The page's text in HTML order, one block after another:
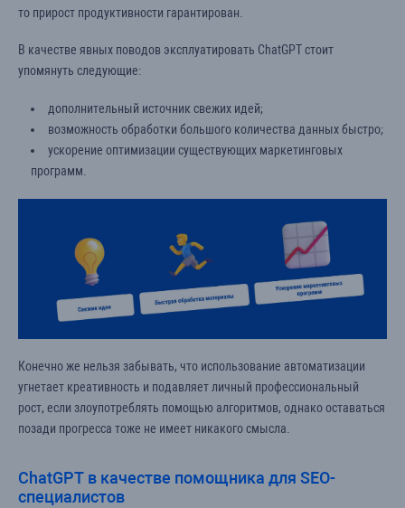
то прирост продуктивности гарантирован.
В качестве явных поводов эксплуатировать ChatGPT стоит
упомянуть следующие:
дополнительный источник свежих идей;
возможность обработки большого количества данных быстро;
ускорение оптимизации существующих маркетинговых
программ.
Конечно же нельзя забывать, что использование автоматизации
угнетает креативность и подавляет личный профессиональный
рост, если злоупотреблять помощью алгоритмов, однако оставаться
позади прогресса тоже не имеет никакого смысла.
ChatGPT в качестве помощника для SEO-
специалистов